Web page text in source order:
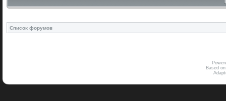
Список форумов
Based